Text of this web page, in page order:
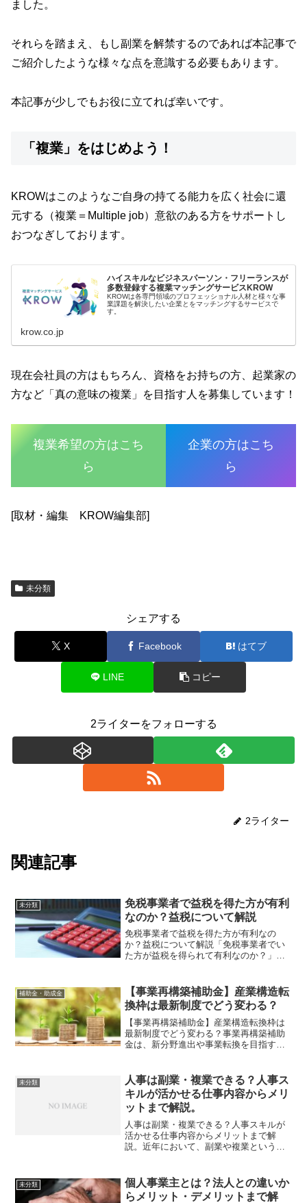
ました。
それらを踏まえ、もし副業を解禁するのであれば本記事で
ご紹介したような様々な点を意識する必要もあります。
本記事が少しでもお役に立てれば幸いです。
「複業」をはじめよう！
KROWはこのようなご自身の持てる能力を広く社会に還
元する（複業＝Multiple job）意欲のある方をサポートし
おつなぎしております。
ハイスキルなビジネスパーソン・フリーランスが
多数登録する複業マッチングサービスKROW
KROWは各専門領域のプロフェッショナル人材と様々な事
業課題を解決したい企業とをマッチングするサービスで
す。
krow.co.jp
現在会社員の方はもちろん、資格をお持ちの方、起業家の
方など「真の意味の複業」を目指す人を募集しています！
複業希望の方はこち
ら
企業の方はこち
ら
[取材・編集 KROW編集部]
未分類
シェアする
X Facebook はてブ
LINE コピー
2ライターをフォローする
2ライター
関連記事
未分類
免税事業者で益税を得た方が有利
なのか？益税について解説
免税事業者で益税を得た方が有利なの
か？益税について解説「免税事業者でい
た方が益税を得られて有利なのか？」
方もいらっしゃるのではないでしょう
か。この記事では免税事業者が得...
補助金・助成金
【事業再構築補助金】産業構造転
換枠は最新制度でどう変わる？
【事業再構築補助金】産業構造転換枠は
最新制度でどう変わる？事業再構築補助
金は、新分野進出や事業転換を目指す中
枠が設けられています。2021年3月に始ま
って以来、公募のた...
未分類
人事は副業・複業できる？人事ス
キルが活かせる仕事内容からメリ
ットまで解説。
人事は副業・複業できる？人事スキルが
活かせる仕事内容からメリットまで解
説。近年において、副業や複業という働
悩みを持つ企業は数多く存在しており、
人事経験者は副業・複業人材...
未分類
個人事業主とは？法人との違いか
らメリット・デメリットまで解